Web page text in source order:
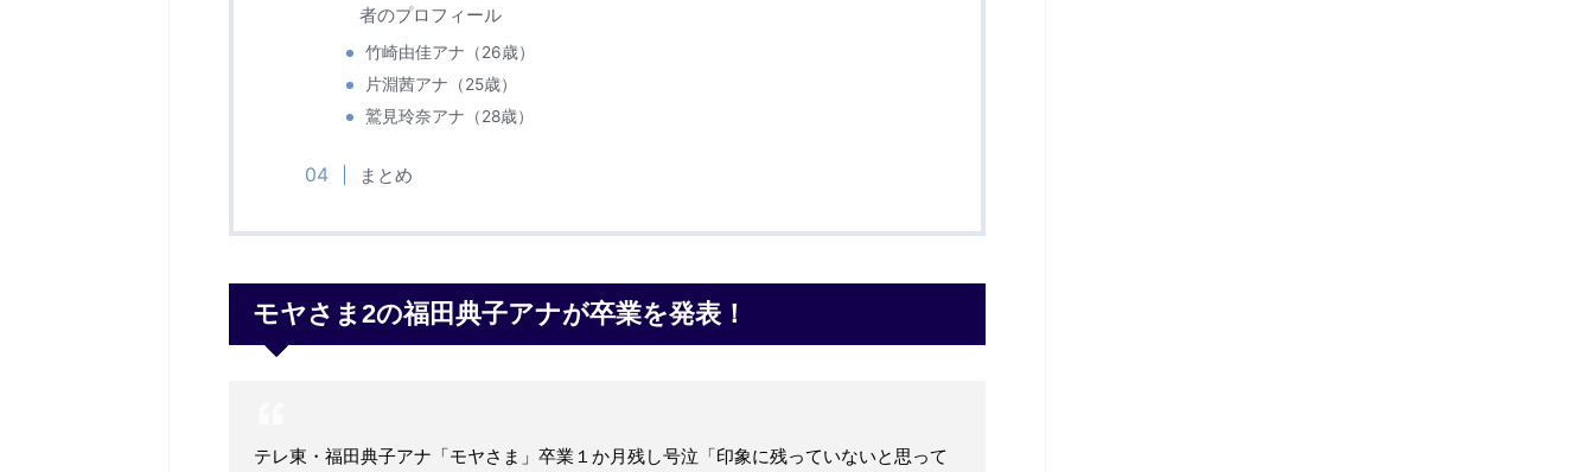
者のプロフィール
竹崎由佳アナ（26歳）
片淵茜アナ（25歳）
鷲見玲奈アナ（28歳）
まとめ
モヤさま2の福田典子アナが卒業を発表！
テレ東・福田典子アナ「モヤさま」卒業１か月残し号泣「印象に残っていないと思って